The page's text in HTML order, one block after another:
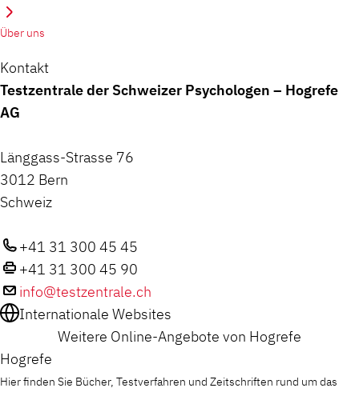
Über uns
Kontakt
Testzentrale der Schweizer Psychologen – Hogrefe
AG
Länggass-Strasse 76
3012 Bern
Schweiz
+41 31 300 45 45
+41 31 300 45 90
info@testzentrale.ch
Internationale Websites
Weitere Online-Angebote von Hogrefe
Hogrefe
Hier finden Sie Bücher, Testverfahren und Zeitschriften rund um das